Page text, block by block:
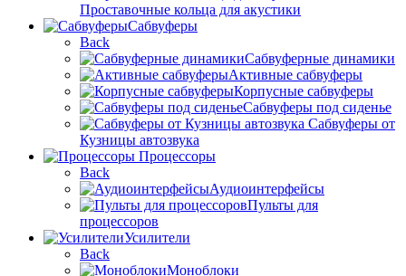
Проставочные кольца для акустики
Сабвуферы
Back
Сабвуферные динамики
Активные сабвуферы
Корпусные сабвуферы
Сабвуферы под сиденье
Сабвуферы от
Кузницы автозвука
Процессоры
Back
Аудиоинтерфейсы
Пульты для
процессоров
Усилители
Back
Моноблоки